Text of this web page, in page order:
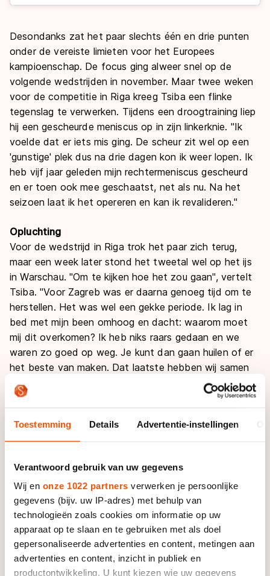
Toestemming Details Advertentie-instellingen
Verantwoord gebruik van uw gegevens
Wij en onze 1022 partners verwerken je persoonlijke
gegevens (bijv. uw IP-adres) met behulp van
technologieën zoals cookies om informatie op uw
apparaat op te slaan en te gebruiken met als doel
gepersonaliseerde advertenties en content, metingen aan
advertenties en content, inzicht in publiek en
productontwikkeling. U kunt kiezen wie uw gegevens
Desondanks zat het paar slechts één en drie punten
onder de vereiste limieten voor het Europees
kampioenschap. De focus ging alweer snel op de
volgende wedstrijden in november. Maar twee weken
voor de competitie in Riga kreeg Tsiba een flinke
tegenslag te verwerken. Tijdens een droogtraining liep
hij een gescheurde meniscus op in zijn linkerknie. "Ik
voelde dat er iets mis ging. De scheur zit wel op een
'gunstige' plek dus na drie dagen kon ik weer lopen. Ik
heb vijf jaar geleden mijn rechtermeniscus gescheurd
en er toen ook mee geschaatst, net als nu. Na het
seizoen laat ik het opereren en kan ik revalideren."
Opluchting
Voor de wedstrijd in Riga trok het paar zich terug,
maar een week later stond het tweetal wel op het ijs
in Warschau. "Om te kijken hoe het zou gaan", vertelt
Tsiba. "Voor Zagreb was er daarna genoeg tijd om te
herstellen. Het was wel een gekke periode. Ik lag in
bed met mijn been omhoog en dacht: waarom moet
mij dit overkomen? Ik heb niks raars gedaan en we
waren zo goed op weg. Je kunt dan gaan huilen of er
het beste van maken. Dat laatste hebben wij samen
gedaan. Met een blessure kun je ook niet alles doen: ik
heb fysiotherapie en er is een aangepast
Op de Golden Spin in Zagreb moesten Danilova en
zien te halen. In de zogeheten kiss & cry werden na
de küren echter alleen de totaalscores getoond en
wisten ze nog niet of het genoeg was voor plaatsing.
Pas bij het zien van de uitgebreide jurybeoordelingen
kwam de grote opluchting en blijdschap. "We hebben
er voor gevochten en alles voor gedaan. Het is fijn
dat alle investeringen zich nu uitbetalen en in onze